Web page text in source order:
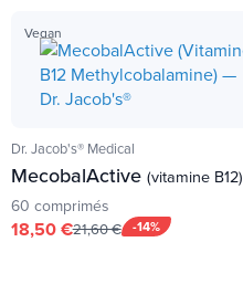
Vegan
Dr. Jacob's® Medical
MecobalActive (vitamine B12)
60 comprimés
-14%
18,50 €21,60 €